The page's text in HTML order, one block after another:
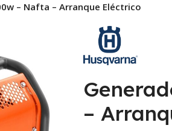
– Nafta – Arranque Eléctrico
–